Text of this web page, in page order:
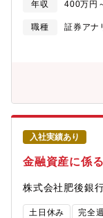
ョナルとして成長
無く活躍できる環
場環境が継続する
ジット投資チーム
の実務（WEB広告
効果トラッキング
プアップなどの原
モーション施策の
献すべく、専門知
融機関に所属しな
可能です。
年収 400万円
職種
証券アナ
入社実績あり
金融資産に係
株式会社肥後銀
土日休み 完全